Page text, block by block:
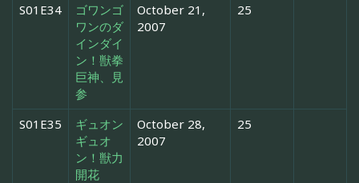
S01E34
ゴワンゴ
ワンのダ
インダイ
ン！獣拳
巨神、見
参
October 21,
2007
25
S01E35
ギュオン
ギュオ
ン！獣力
開花
October 28,
2007
25